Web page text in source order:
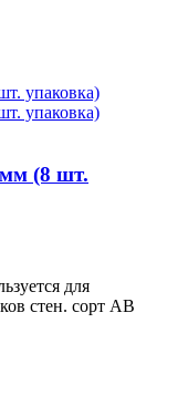
мм (8 шт.
для
стен. сорт АВ